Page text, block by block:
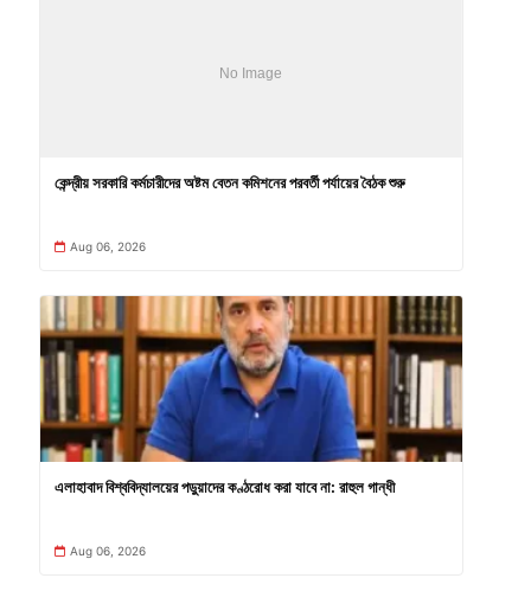
কেন্দ্রীয় সরকারি কর্মচারীদের অষ্টম বেতন কমিশনের পরবর্তী পর্যায়ের বৈঠক শুরু
Aug 06, 2026
এলাহাবাদ বিশ্ববিদ্যালয়ের পড়ুয়াদের কণ্ঠরোধ করা যাবে না: রাহুল গান্ধী
Aug 06, 2026